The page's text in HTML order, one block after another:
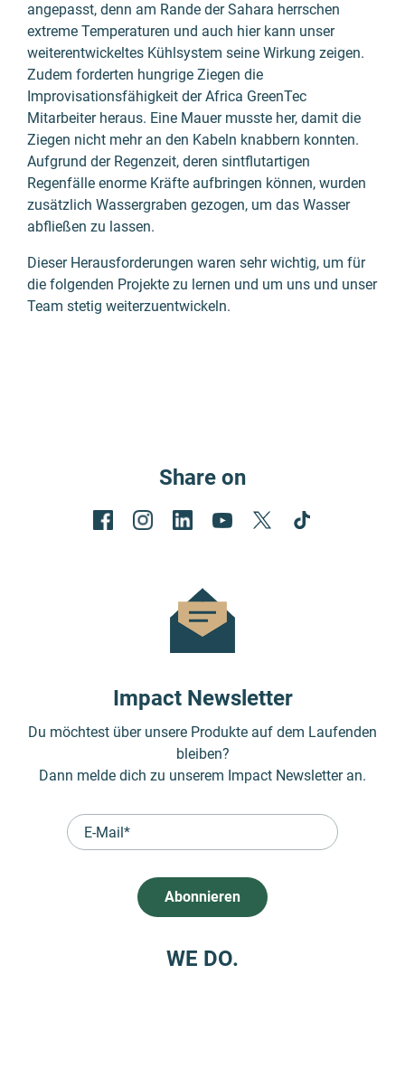
angepasst, denn am Rande der Sahara herrschen
extreme Temperaturen und auch hier kann unser
weiterentwickeltes Kühlsystem seine Wirkung zeigen.
Zudem forderten hungrige Ziegen die
Improvisationsfähigkeit der Africa GreenTec
Mitarbeiter heraus. Eine Mauer musste her, damit die
Ziegen nicht mehr an den Kabeln knabbern konnten.
Aufgrund der Regenzeit, deren sintflutartigen
Regenfälle enorme Kräfte aufbringen können, wurden
zusätzlich Wassergraben gezogen, um das Wasser
abfließen zu lassen.
Dieser Herausforderungen waren sehr wichtig, um für
die folgenden Projekte zu lernen und um uns und unser
Team stetig weiterzuentwickeln.
Share on
Impact Newsletter
Du möchtest über unsere Produkte auf dem Laufenden
bleiben?
Dann melde dich zu unserem Impact Newsletter an.
WE DO.